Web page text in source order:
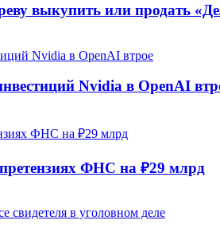
выкупить или продать
Nvidia в OpenAI
ФНС на ₽29 млрд